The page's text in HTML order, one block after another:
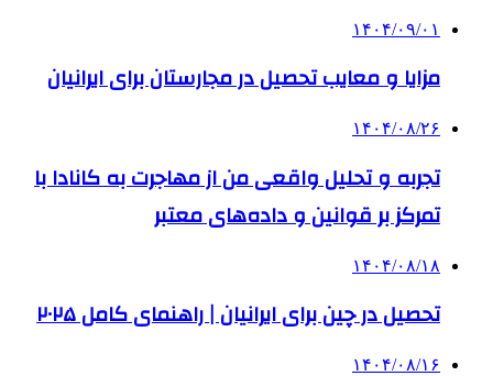
۱۴۰۴/۰۹/۰۱
مزایا و معایب تحصیل در مجارستان برای ایرانیان
۱۴۰۴/۰۸/۲۶
تجربه و تحلیل واقعی من از مهاجرت به کانادا با
تمرکز بر قوانین و داده‌های معتبر
۱۴۰۴/۰۸/۱۸
تحصیل در چین برای ایرانیان | راهنمای کامل ۲۰۲۵
۱۴۰۴/۰۸/۱۶